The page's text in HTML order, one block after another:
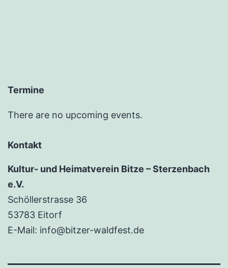
Termine
There are no upcoming events.
Kontakt
Kultur- und Heimatverein Bitze – Sterzenbach
e.V.
Schöllerstrasse 36
53783 Eitorf
E-Mail: info@bitzer-waldfest.de